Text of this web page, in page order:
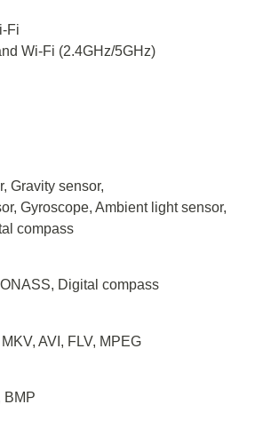
Fi
Wi-Fi (2.4GHz/5GHz)
Gravity sensor,
Gyroscope, Ambient light sensor,
compass
Digital compass
AVI, FLV, MPEG
BMP